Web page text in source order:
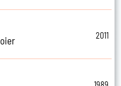
2011